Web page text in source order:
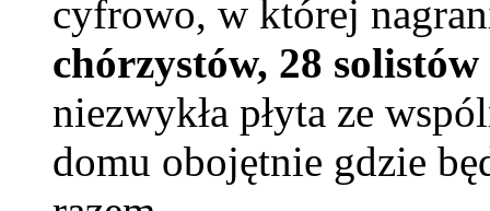
cyfrowo, w której
chórzystów, 28 solistów
niezwykła płyta ze
domu obojętnie gdzie